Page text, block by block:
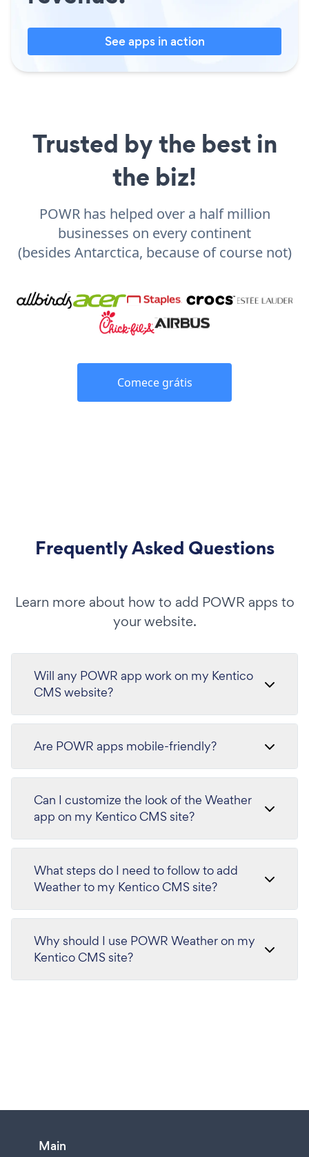
See apps in action
Trusted by the best in
the biz!
POWR has helped over a half million
businesses on every continent
(besides Antarctica, because of course not)
Comece grátis
Frequently Asked Questions
Learn more about how to add POWR apps to
your website.
Will any POWR app work on my Kentico
CMS website?
Are POWR apps mobile-friendly?
Can I customize the look of the Weather
app on my Kentico CMS site?
What steps do I need to follow to add
Weather to my Kentico CMS site?
Why should I use POWR Weather on my
Kentico CMS site?
Main